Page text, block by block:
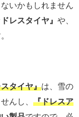
いかもしれません
ドレスタイヤ』 や、
タイヤ』は、雪の
んし、 『ドレスア